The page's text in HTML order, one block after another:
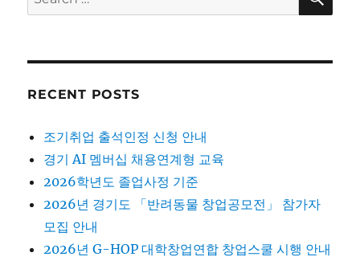
for:
RECENT POSTS
조기취업 출석인정 신청 안내
경기 AI 멤버십 채용연계형 교육
2026학년도 졸업사정 기준
2026년 경기도 「반려동물 창업공모전」 참가자
모집 안내
2026년 G-HOP 대학창업연합 창업스쿨 시행 안내